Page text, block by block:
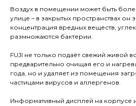
Воздух в помещении может быть
улице – в закрытых пространствах он
концентрация вредных веществ,
размножаются бактерии.
FUJI не только подаёт свежий живой
предварительно очищая его и
года, но и удаляет из помещения
частицами вирусов и аллергенов.
Информативный дисплей на корпусе